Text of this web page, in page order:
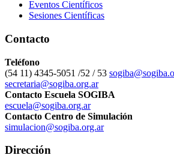
Eventos Científicos
Sesiones Científicas
Contacto
Teléfono
(54 11) 4345-5051 /52 / 53
secretaria@sogiba.org.ar
Contacto Escuela SOGIBA
escuela@sogiba.org.ar
Contacto Centro de Simulación
simulacion@sogiba.org.ar
Dirección